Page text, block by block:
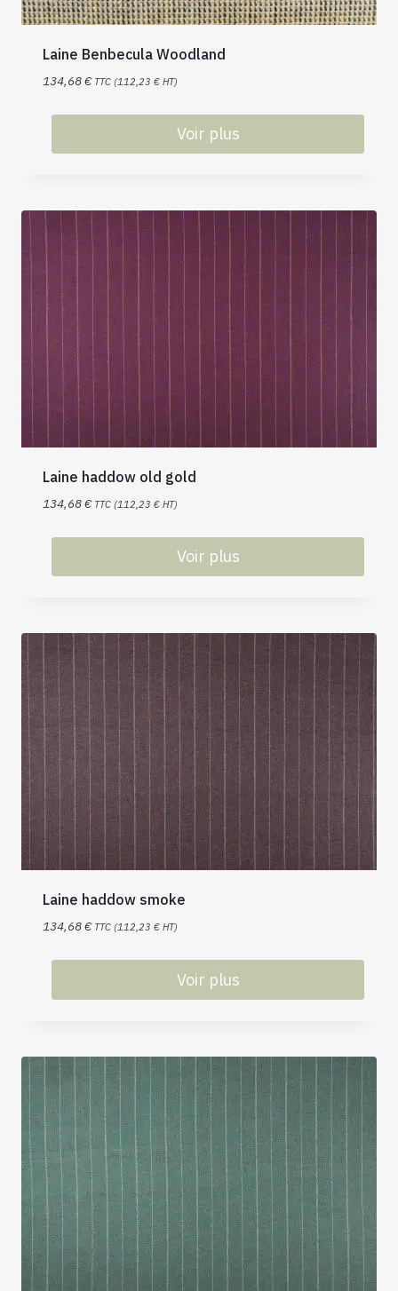
Laine Benbecula Woodland
134,68€ TTC (112,23 € HT)
Voir plus
Laine haddow old gold
134,68€ TTC (112,23 € HT)
Voir plus
Laine haddow smoke
134,68€ TTC (112,23 € HT)
Voir plus